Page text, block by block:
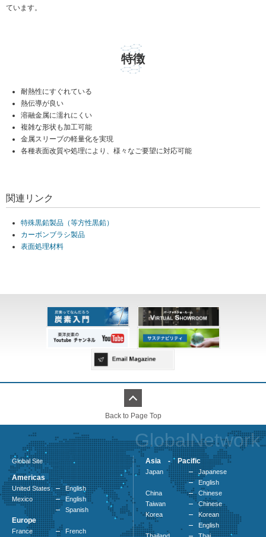
ています。
特徴
耐熱性にすぐれている
熱伝導が良い
溶融金属に濡れにくい
複雑な形状も加工可能
金属スリーブの軽量化を実現
各種表面改質や処理により、様々なご要望に対応可能
関連リンク
特殊黒鉛製品（等方性黒鉛）
カーボンブラシ製品
表面処理材料
Back to Page Top
GlobalNetwork
Global Site
Americas
United States
English
Mexico
English
Spanish
Europe
France French
Asia - Pacific
Japan
Japanese
English
China
Chinese
Taiwan
Chinese
Korea
Korean
English